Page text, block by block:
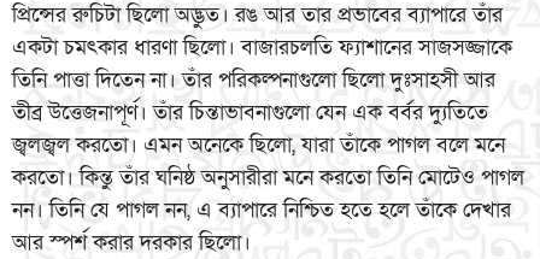
প্রিন্সের রুচিটা ছিলো অদ্ভুত। রঙ আর তার প্রভাবের ব্যাপারে তাঁর
একটা চমৎকার ধারণা ছিলো। বাজারচলতি ফ্যাশানের সাজসজ্জাকে
তিনি পাত্তা দিতেন না। তাঁর পরিকল্পনাগুলো ছিলো দুঃসাহসী আর
তীব্র উত্তেজনাপূর্ণ। তাঁর চিন্তাভাবনাগুলো যেন এক বর্বর দ্যুতিতে
জ্বলজ্বল করতো। এমন অনেকে ছিলো, যারা তাঁকে পাগল বলে মনে
করতো। কিন্তু তাঁর ঘনিষ্ঠ অনুসারীরা মনে করতো তিনি মোটেও পাগল
নন। তিনি যে পাগল নন, এ ব্যাপারে নিশ্চিত হতে হলে তাঁকে দেখার
আর স্পর্শ করার দরকার ছিলো।